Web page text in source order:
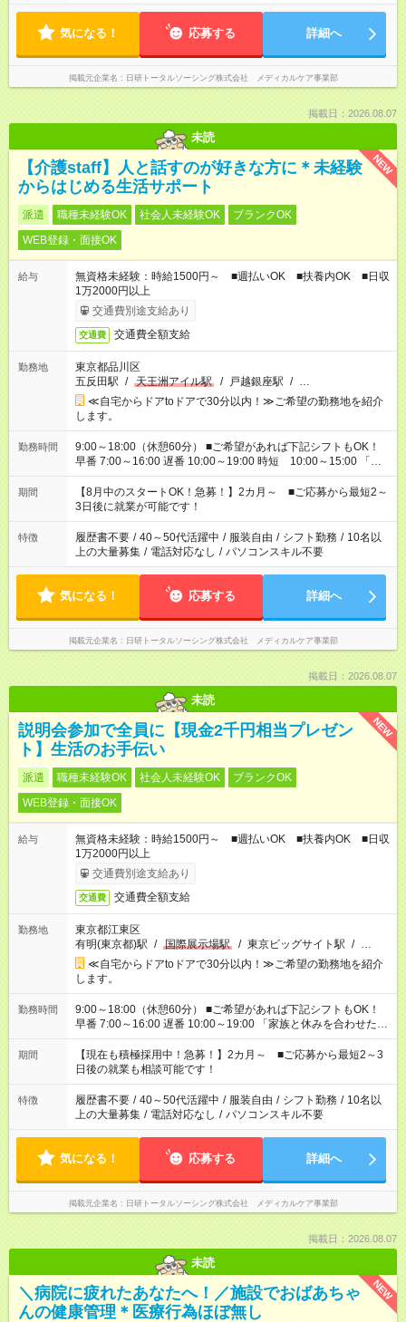
気になる！ 応募する 詳細へ
掲載元企業名 日研トータルソーシング株式会社 メディカルケア事業部
掲載日：2026.08.07
未読
NEW
【介護staff】人と話すのが好きな方に＊未経験
からはじめる生活サポート
派遣 職種未経験OK 社会人未経験OK
ブランクOK
WEB登録・面接OK
給与
無資格未経験：時給1500円～ ■週払いOK ■扶養内OK ■日収
1万2000円以上
交通費別途支給あり
交通費 交通費全額支給
勤務地
東京都品川区
五反田駅 / 天王洲アイル駅 / 戸越銀座駅 / …
≪自宅からドアtoドアで30分以内！≫ご希望の勤務地を紹介
します。
勤務時間
9:00～18:00（休憩60分） ■ご希望があれば下記シフトもOK！
早番 7:00～16:00 遅番 10:00～19:00 時短 10:00～15:00 「家
族と休みを合わせたい」 「余裕を持って夕飯の準備がしたい」
「できれば残業はしたくない」 など、ご希望を教えてください
ね。 ※Wワーク希望の方へ 今ご覧のお仕事で希望する勤務時間
と、もう1つのお仕事の勤務時間。 合計で週40時間を超える場
合は応募できません。
期間
【8月中のスタートOK！急募！】2カ月～ ■ご応募から最短2～
3日後に就業が可能です！
特徴 履歴書不要 / 40～50代活躍中 / 服装自由 / シフト勤務 / 10名以
上の大量募集 / 電話対応なし / パソコンスキル不要
気になる！ 応募する 詳細へ
掲載元企業名 日研トータルソーシング株式会社 メディカルケア事業部
掲載日：2026.08.07
未読
NEW
説明会参加で全員に【現金2千円相当プレゼン
ト】生活のお手伝い
派遣 職種未経験OK 社会人未経験OK
ブランクOK
WEB登録・面接OK
給与
無資格未経験：時給1500円～ ■週払いOK ■扶養内OK ■日収
1万2000円以上
交通費別途支給あり
交通費 交通費全額支給
勤務地
東京都江東区
有明(東京都)駅 / 国際展示場駅 / 東京ビッグサイト駅 / …
≪自宅からドアtoドアで30分以内！≫ご希望の勤務地を紹介
します。
勤務時間
9:00～18:00（休憩60分） ■ご希望があれば下記シフトもOK！
早番 7:00～16:00 遅番 10:00～19:00 「家族と休みを合わせた
い」 「余裕を持って夕飯の準備がしたい」 「できれば残業はし
たくない」 など、ご希望を教えてくださいね。 ※Wワーク希望
の方へ 今ご覧のお仕事で希望する勤務時間と、もう1つのお仕事
の勤務時間。 合計で週40時間を超える場合は応募できません。
期間
【現在も積極採用中！急募！】2カ月～ ■ご応募から最短2～3
日後の就業も相談可能です！
特徴 履歴書不要 / 40～50代活躍中 / 服装自由 / シフト勤務 / 10名以
上の大量募集 / 電話対応なし / パソコンスキル不要
気になる！ 応募する 詳細へ
掲載元企業名 日研トータルソーシング株式会社 メディカルケア事業部
掲載日：2026.08.07
未読
NEW
＼病院に疲れたあなたへ！／施設でおばあちゃ
んの健康管理＊医療行為ほぼ無し